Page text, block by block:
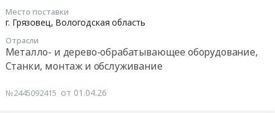
Место поставки
г. Грязовец, Вологодская область
Отрасли
Металло- и дерево-обрабатывающее оборудование,
Станки, монтаж и обслуживание
№2445092415 от 01.04.26